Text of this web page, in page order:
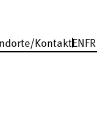
KontaktENFR